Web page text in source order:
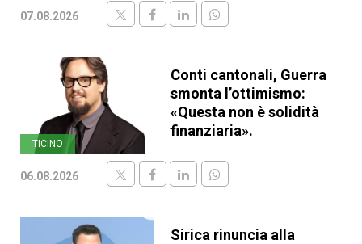
07.08.2026
TICINO
Conti cantonali, Guerra
smonta l’ottimismo:
«Questa non è solidità
finanziaria».
06.08.2026
Sirica rinuncia alla